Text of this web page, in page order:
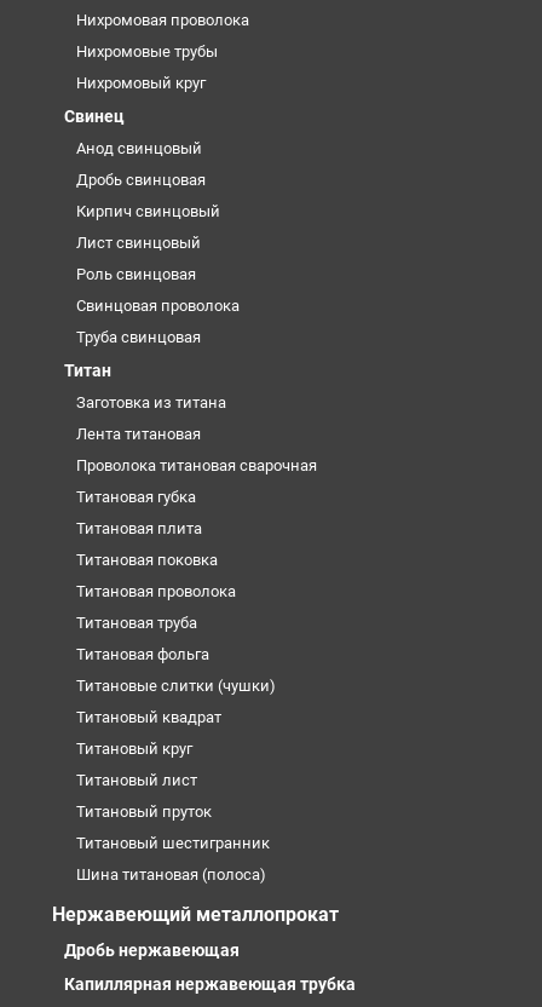
Нихромовая проволока
Нихромовые трубы
Нихромовый круг
Свинец
Анод свинцовый
Дробь свинцовая
Кирпич свинцовый
Лист свинцовый
Роль свинцовая
Свинцовая проволока
Труба свинцовая
Титан
Заготовка из титана
Лента титановая
Проволока титановая сварочная
Титановая губка
Титановая плита
Титановая поковка
Титановая проволока
Титановая труба
Титановая фольга
Титановые слитки (чушки)
Титановый квадрат
Титановый круг
Титановый лист
Титановый пруток
Титановый шестигранник
Шина титановая (полоса)
Нержавеющий металлопрокат
Дробь нержавеющая
Капиллярная нержавеющая трубка